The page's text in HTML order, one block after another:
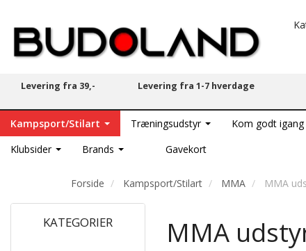
Levering fra 39,- Levering fra 1-7 hverdage
Kampsport/Stilart Træningsudstyr Kom godt igang
Klubsider
Brands Gavekort
Forside Kampsport/Stilart MMA MMA
KATEGORIER MMA